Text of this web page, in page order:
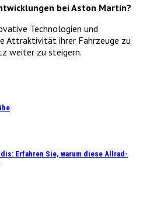
bei Aston Martin?
Technologien und
Attraktivität ihrer Fahrzeuge zu
weiter zu steigern.
Erfahren Sie, warum diese Allrad-